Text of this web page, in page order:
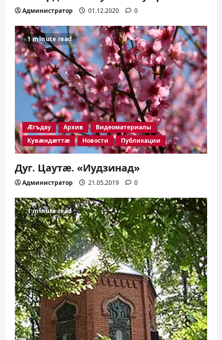
Администратор 01.12.2020 0
1 minute read
Æгъдау Архив
Видеоматериалы
Кувæндæттæ
Новости Публикации
Дуг. Цаутæ. «Иудзинад»
Администратор 21.05.2019 0
1 minute read